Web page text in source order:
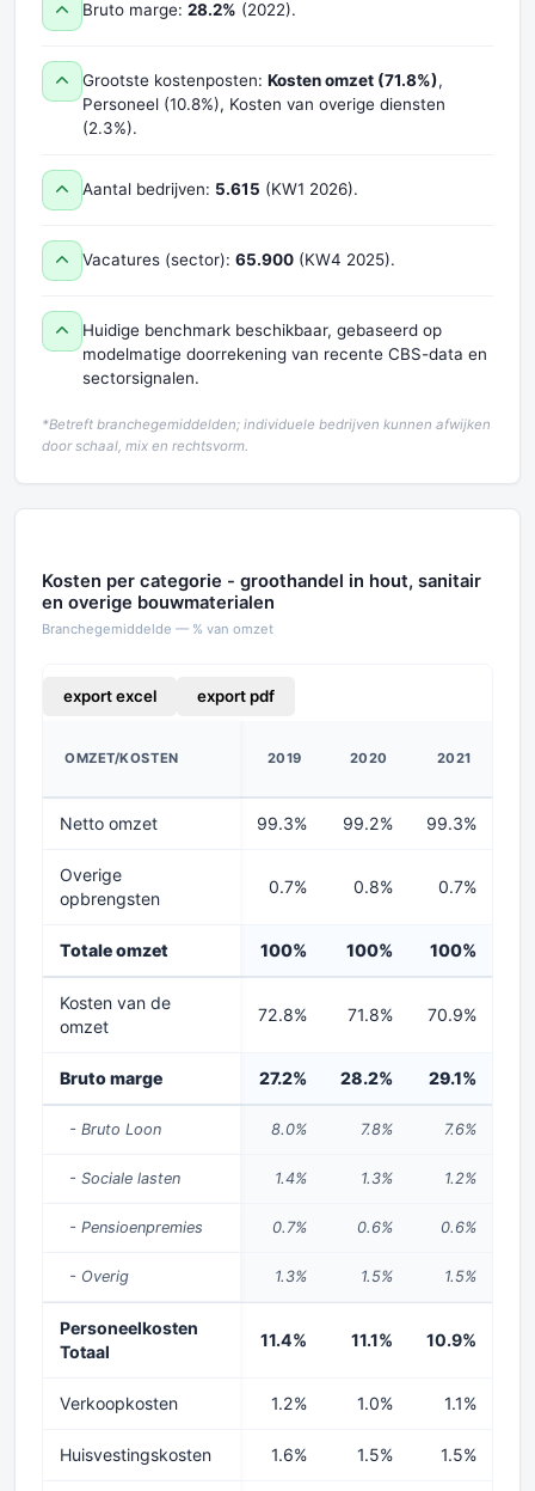
Bruto marge: 28.2% (2022).
Grootste kostenposten: Kosten omzet (71.8%),
Personeel (10.8%), Kosten van overige diensten
(2.3%).
Aantal bedrijven: 5.615 (KW1 2026).
Vacatures (sector): 65.900 (KW4 2025).
Huidige benchmark beschikbaar, gebaseerd op
modelmatige doorrekening van recente CBS-data en
sectorsignalen.
*Betreft branchegemiddelden; individuele bedrijven kunnen afwijken
door schaal, mix en rechtsvorm.
Kosten per categorie - groothandel in hout, sanitair
en overige bouwmaterialen
Branchegemiddelde — % van omzet
export excel export pdf
OMZET/KOSTEN 2019 2020 2021
Netto omzet 99.3% 99.2% 99.3%
Overige
opbrengsten
0.7% 0.8% 0.7%
Totale omzet 100% 100% 100%
Kosten van de
omzet
72.8% 71.8% 70.9%
Bruto marge 27.2% 28.2% 29.1%
- Bruto Loon 8.0% 7.8% 7.6%
- Sociale lasten 1.4% 1.3% 1.2%
- Pensioenpremies 0.7% 0.6% 0.6%
- Overig 1.3% 1.5% 1.5%
Personeelkosten
Totaal
11.4% 11.1% 10.9%
Verkoopkosten 1.2% 1.0% 1.1%
Huisvestingskosten 1.6% 1.5% 1.5%